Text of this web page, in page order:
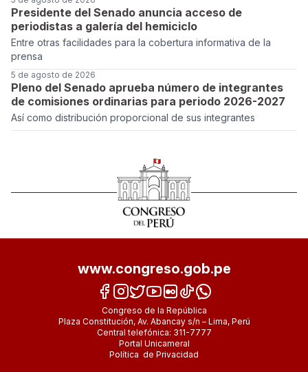
Presidente del Senado anuncia acceso de
periodistas a galería del hemiciclo
Entre otras facilidades para la cobertura informativa de la
prensa
5 de agosto de 2026
Pleno del Senado aprueba número de integrantes
de comisiones ordinarias para periodo 2026-2027
Así como distribución proporcional de sus integrantes
www.congreso.gob.pe
Congreso de la República
Plaza Constitución, Av. Abancay s/n – Lima, Perú
Central telefónica: 311-7777
Portal Unicameral
Política de Privacidad